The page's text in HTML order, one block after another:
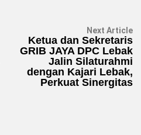
Next Article
Ketua dan Sekretaris
GRIB JAYA DPC Lebak
Jalin Silaturahmi
dengan Kajari Lebak,
Perkuat Sinergitas